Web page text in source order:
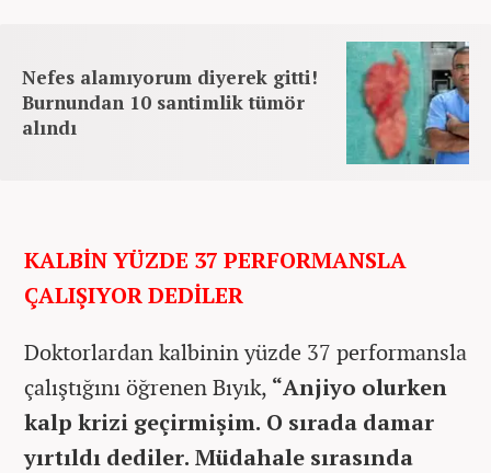
Nefes alamıyorum diyerek gitti!
Burnundan 10 santimlik tümör
alındı
KALBİN YÜZDE 37 PERFORMANSLA
ÇALIŞIYOR DEDİLER
Doktorlardan kalbinin yüzde 37 performansla
çalıştığını öğrenen Bıyık, “Anjiyo olurken
kalp krizi geçirmişim. O sırada damar
yırtıldı dediler. Müdahale sırasında